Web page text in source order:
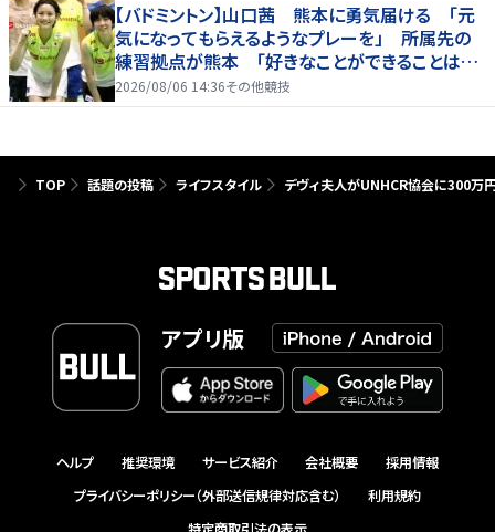
【バドミントン】山口茜 熊本に勇気届ける 「元
気になってもらえるようなプレーを」 所属先の
練習拠点が熊本 「好きなことができることは当
たり前じゃない」
2026/08/06 14:36その他競技
TOP 話題の投稿 ライフスタイル デヴィ夫人がUNHCR協会に300万
アプリ版
ヘルプ 推奨環境 サービス紹介 会社概要
採用情報
プライバシーポリシー（外部送信規律対応含む）
利用規約